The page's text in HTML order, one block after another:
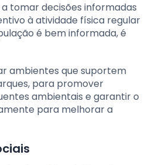
tomar decisões informadas
à atividade física regular
é bem informada, é
ambientes que suportem
para promover
ambientais e garantir o
para melhorar a